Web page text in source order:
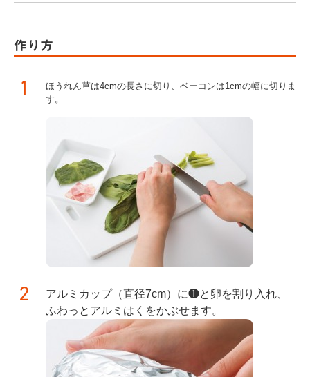
作り方
1
ほうれん草は4cmの長さに切り、ベーコンは1cmの幅に切りま
す。
2
アルミカップ（直径7cm）に❶と卵を割り入れ、
ふわっとアルミはくをかぶせます。